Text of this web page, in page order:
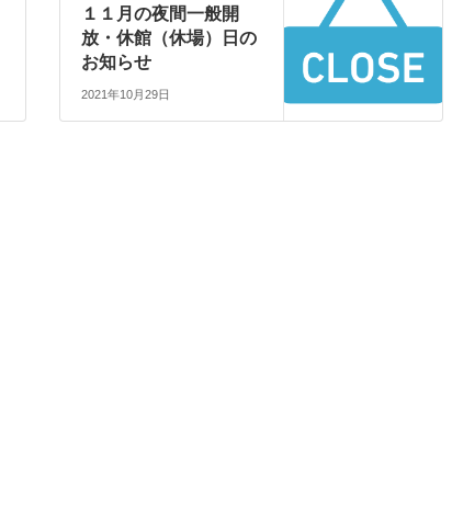
１１月の夜間一般開
放・休館（休場）日の
お知らせ
2021年10月29日